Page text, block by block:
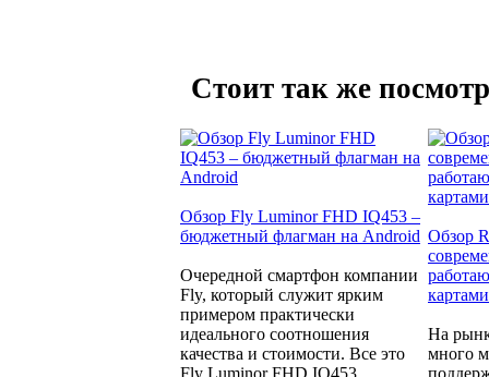
Стоит так же
Обзор Fly Luminor FHD IQ453 –
бюджетный флагман на Android
Очередной смартфон компании
Fly, который служит ярким
примером практически
идеального соотношения
качества и стоимости. Все это
Обзор
картами
На
много